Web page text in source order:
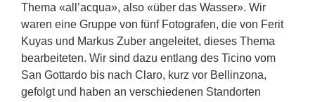
Thema «all’acqua», also «über das Wasser». Wir
waren eine Gruppe von fünf Fotografen, die von Ferit
Kuyas und Markus Zuber angeleitet, dieses Thema
bearbeiteten. Wir sind dazu entlang des Ticino vom
San Gottardo bis nach Claro, kurz vor Bellinzona,
gefolgt und haben an verschiedenen Standorten